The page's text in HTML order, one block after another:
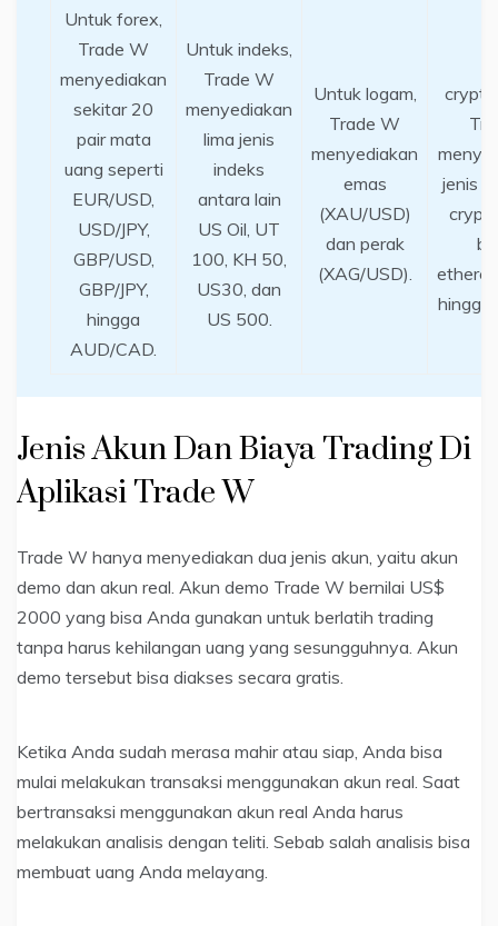
Untuk forex,
Trade W
menyediakan
sekitar 20
pair mata
uang seperti
EUR/USD,
USD/JPY,
GBP/USD,
GBP/JPY,
hingga
AUD/CAD.
Untuk indeks,
Trade W
menyediakan
lima jenis
indeks
antara lain
US Oil, UT
100, KH 50,
US30, dan
US 500.
Untuk logam,
Trade W
menyediakan
emas
(XAU/USD)
dan perak
(XAG/USD).
jenis
hingga
Jenis Akun Dan Biaya Trading Di
Aplikasi Trade W
Trade W hanya menyediakan dua jenis akun, yaitu akun
demo dan akun real. Akun demo Trade W bernilai US$
2000 yang bisa Anda gunakan untuk berlatih trading
tanpa harus kehilangan uang yang sesungguhnya. Akun
demo tersebut bisa diakses secara gratis.
Ketika Anda sudah merasa mahir atau siap, Anda bisa
mulai melakukan transaksi menggunakan akun real. Saat
bertransaksi menggunakan akun real Anda harus
melakukan analisis dengan teliti. Sebab salah analisis bisa
membuat uang Anda melayang.